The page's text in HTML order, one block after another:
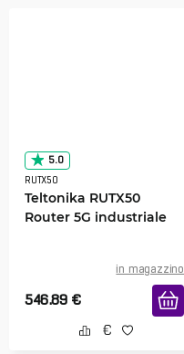
5.0
RUTX50
Teltonika RUTX50
Router 5G industriale
in magazzino
546.89 €